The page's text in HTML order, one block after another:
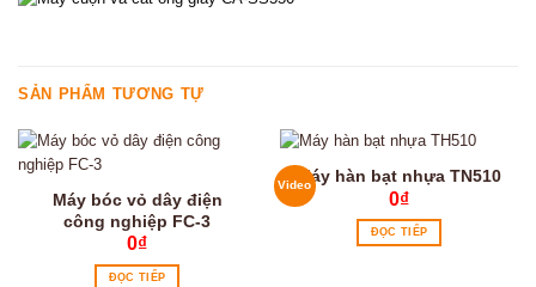
SẢN PHẨM TƯƠNG TỰ
Máy bóc vỏ dây điện
công nghiệp FC-3
0₫
ĐỌC TIẾP
VideoMáy hàn bạt nhựa TN510
0₫
ĐỌC TIẾP